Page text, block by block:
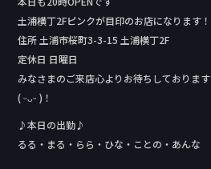
土浦横丁2Fピンクが目印のお店になります！
住所 土浦市桜町3-3-15 土浦横丁2F
定休日 日曜日
みなさまのご来店心よりお待ちしております
( ᵕᴗᵕ )！
♪本日の出勤♪
るる・まる・らら・ひな・ことの・あんな